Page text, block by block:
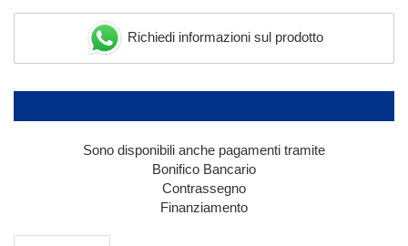
Richiedi informazioni sul prodotto
Sono disponibili anche pagamenti tramite
Bonifico Bancario
Contrassegno
Finanziamento